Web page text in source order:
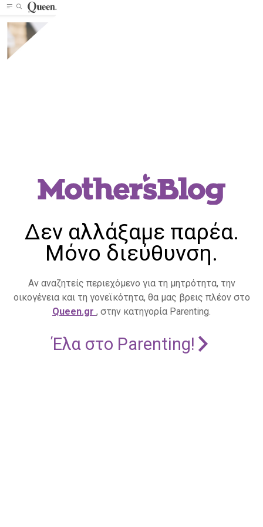
Δεν αλλάξαμε παρέα.
Μόνο διεύθυνση.
Αν αναζητείς περιεχόμενο για τη μητρότητα, την
οικογένεια και τη γονεϊκότητα, θα μας βρεις πλέον στο
Queen.gr , στην κατηγορία Parenting.
Έλα στο Parenting!